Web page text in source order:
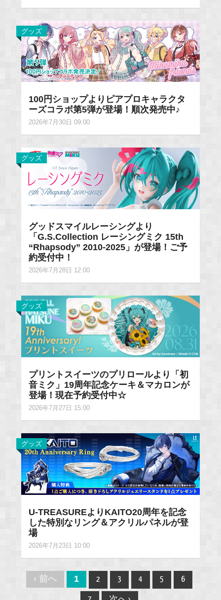
グッズ
100円ショップよりピアプロキャラクタ
ーズコラボ第5弾が登場！順次発売中♪
2026年7月30日 09:00
グッズ
グッドスマイルレーシングより
「G.S.Collection レーシングミク 15th
“Rhapsody” 2010-2025」が登場！ご予
約受付中！
2026年7月28日 12:00
グッズ
プリントスイーツのプリロールより「初
音ミク」19周年記念ケーキ＆マカロンが
登場！現在予約受付中☆
2026年7月27日 15:00
グッズ
U-TREASUREよりKAITO20周年を記念
した特別なリング＆アクリルパネルが登
場
2026年7月23日 10:00
Post
navigation
‹ 前へ 1 2 3 4 5 6